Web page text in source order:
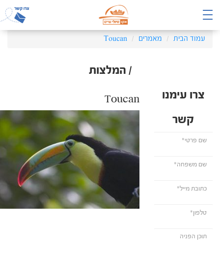
עמוד הבית מאמרים Toucan
/ המלצות
צרו עימנו
קשר
Toucan